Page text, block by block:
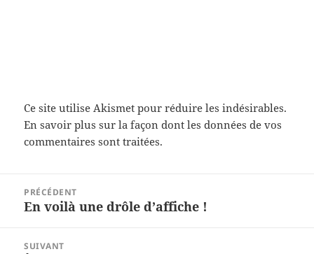
Ce site utilise Akismet pour réduire les indésirables.
En savoir plus sur la façon dont les données de vos
commentaires sont traitées.
l’article
PRÉCÉDENT
Article
En voilà une drôle d’affiche !
SUIVANT